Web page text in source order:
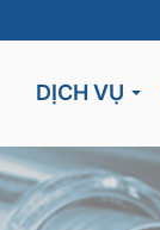
DỊCH VỤ